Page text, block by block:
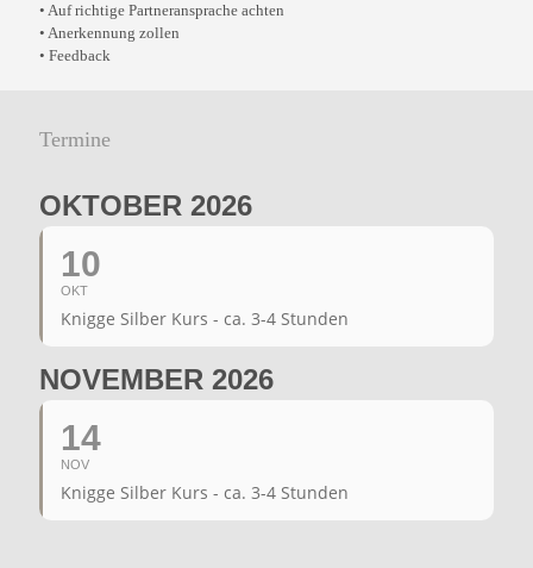
• Auf richtige Partneransprache achten
• Anerkennung zollen
• Feedback
Termine
OKTOBER 2026
10
OKT
Knigge Silber Kurs - ca. 3-4 Stunden
NOVEMBER 2026
14
NOV
Knigge Silber Kurs - ca. 3-4 Stunden